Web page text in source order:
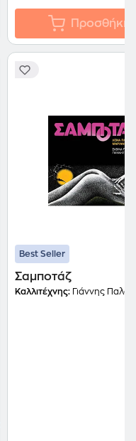
Προσθήκη
Best Seller
Σαμποτάζ
Καλλιτέχνης: Γιάννης Παλαμίδας, Λένα Πλάτωνος, Μαριανίνα